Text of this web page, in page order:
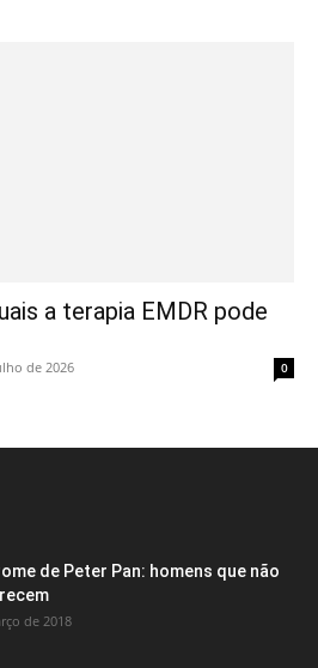
a terapia EMDR pode
de 2026 0
de Peter Pan: homens que não
de 2018